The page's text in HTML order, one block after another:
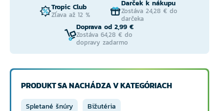
Tropic Club
Zľava až 12 %
Darček k nákupu
Zostáva 24,28 € do
darčeka
Doprava od 2,99 €
Zostáva 64,28 € do
dopravy zadarmo
PRODUKT SA NACHÁDZA V KATEGÓRIACH
Spletané šnúry
Bižutéria